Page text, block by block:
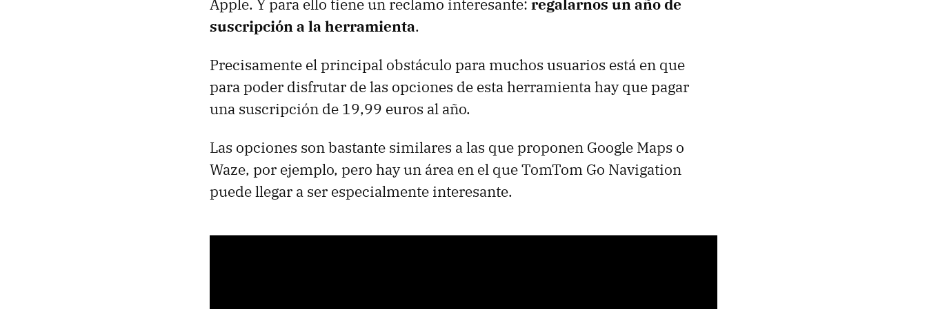
Apple. Y para ello tiene un reclamo interesante: regalarnos un año de
suscripción a la herramienta.
Precisamente el principal obstáculo para muchos usuarios está en que
para poder disfrutar de las opciones de esta herramienta hay que pagar
una suscripción de 19,99 euros al año.
Las opciones son bastante similares a las que proponen Google Maps o
Waze, por ejemplo, pero hay un área en el que TomTom Go Navigation
puede llegar a ser especialmente interesante.